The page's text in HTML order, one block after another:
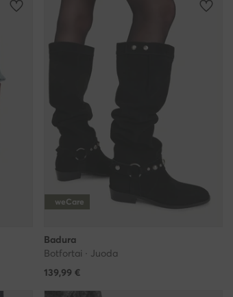
weCare
Badura
Botfortai · Juoda
139,99 €